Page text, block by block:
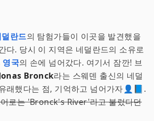
덜란드의 탐험가들이 이곳을 발견했을
다. 당시 이 지역은 네덜란드의 소유로
영국의 손에 넘어갔다. 여기서 잠깐! 브
Bronck라는 스웨덴 출신의 네덜
래했다는 점, 기억하고 넘어가자👤📘.
로는 'Bronck's River'라고 불렀다던